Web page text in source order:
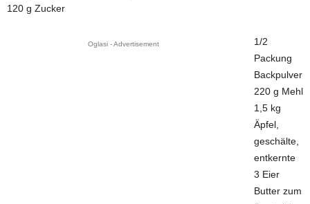
120 g Zucker
Oglasi - Advertisement
1/2
Packung
Backpulver
220 g Mehl
1,5 kg
Äpfel,
geschälte,
entkernte
3 Eier
Butter zum